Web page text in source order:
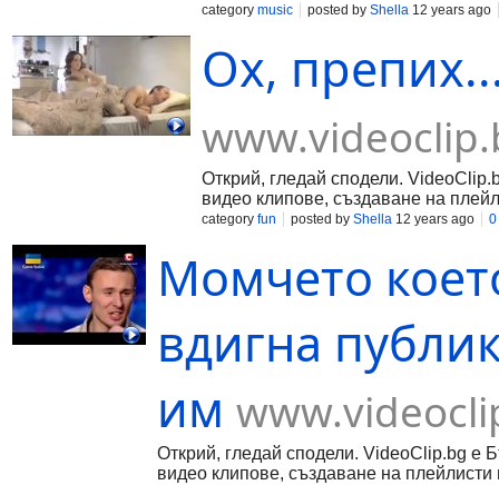
category music posted by Shella 12 years ago
Ох,
Открий, гледай сподели.
видео клипове, създаване на
category fun posted by Shella 12 years ago 0
Момчето
вдигна
им
Открий, гледай сподели. VideoClip.bg е
видео клипове, създаване на плейлисти